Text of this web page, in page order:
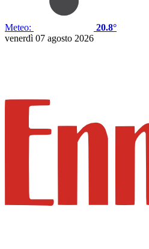
Meteo:
20.8°
venerdì 07 agosto 2026